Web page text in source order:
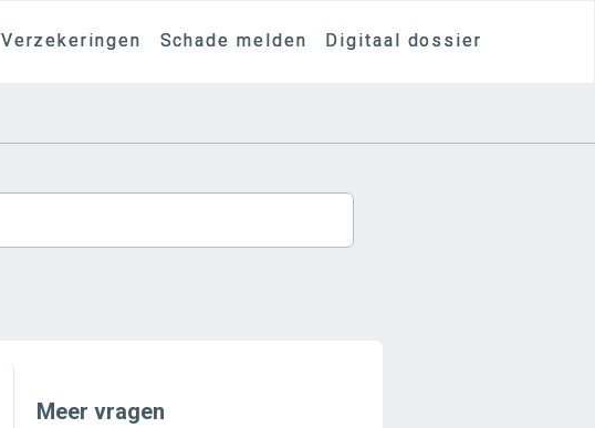
Verzekeringen Schade melden Digitaal dossier
Meer vragen